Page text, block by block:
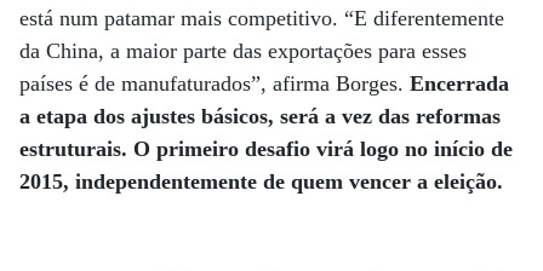
está num patamar mais competitivo. “E diferentemente
da China, a maior parte das exportações para esses
países é de manufaturados”, afirma Borges. Encerrada
a etapa dos ajustes básicos, será a vez das reformas
estruturais. O primeiro desafio virá logo no início de
2015, independentemente de quem vencer a eleição.